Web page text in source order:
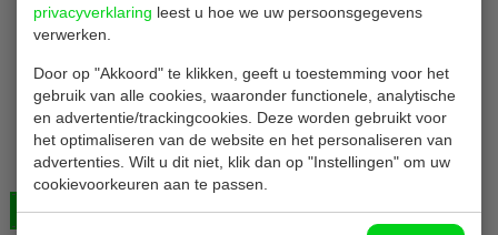
privacyverklaring leest u hoe we uw persoonsgegevens
verwerken.
Door op "Akkoord" te klikken, geeft u toestemming voor het
gebruik van alle cookies, waaronder functionele, analytische
en advertentie/trackingcookies. Deze worden gebruikt voor
het optimaliseren van de website en het personaliseren van
advertenties. Wilt u dit niet, klik dan op "Instellingen" om uw
cookievoorkeuren aan te passen.
DG snackbakjes V1
Snackschaaltjes | suikerriet | maat V1 | 500 stuks
€ 31,00 Bekijken